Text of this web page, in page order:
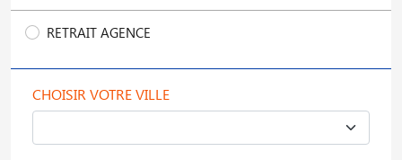
RETRAIT AGENCE
CHOISIR VOTRE VILLE